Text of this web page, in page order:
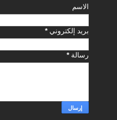
الاسم
بريد إلكتروني*
رسالة*